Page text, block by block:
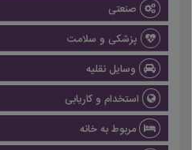
صنعتی
پزشکی و سلامت
وسایل نقلیه
استخدام و کاریابی
مربوط به خانه